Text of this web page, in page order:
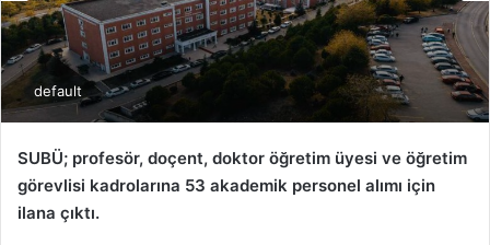
default
SUBÜ; profesör, doçent, doktor öğretim üyesi ve öğretim
görevlisi kadrolarına 53 akademik personel alımı için
ilana çıktı.